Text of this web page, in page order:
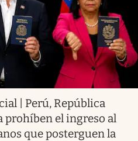
| Perú, República
prohíben el ingreso al
que posterguen la